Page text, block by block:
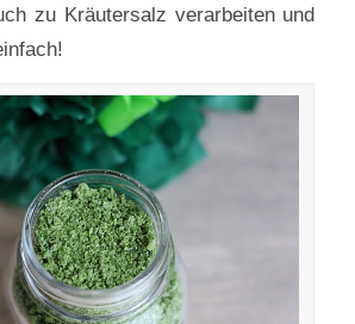
zu Kräutersalz verarbeiten und